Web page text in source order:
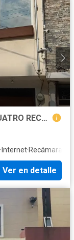
CASA EN RENTA CON COCINETA Y CUATRO RECAMARAS, TRES ESTACIONAMIENTOS
· Internet·Recámara
Ver en detalle